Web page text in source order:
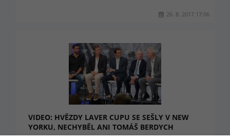
26. 8. 2017 17:06
VIDEO: HVĚZDY LAVER CUPU SE SEŠLY V NEW
YORKU, NECHYBĚL ANI TOMÁŠ BERDYCH